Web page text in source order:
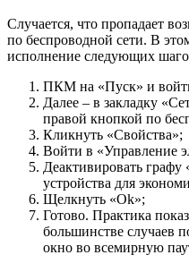
Случается, что пропадает
по беспроводной сети. В
исполнение следующих
ПКМ на «Пуск» и
Далее – в закладку
правой кнопкой по
Кликнуть «Свойства»;
Войти в «Управление
Деактивировать графу
устройства для
Щелкнуть «Ok»;
Готово. Практика
большинстве случаев
окно во всемирную